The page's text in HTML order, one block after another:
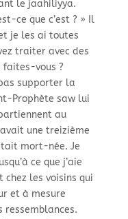
le jaahiliyya.
ce que c’est ? » Il
je les ai toutes
traiter avec des
faites-vous ?
supporter la
Prophète saw lui
au
une treizième
mort-née. Je
ce que j’aie
les voisins qui
et à mesure
ressemblances.